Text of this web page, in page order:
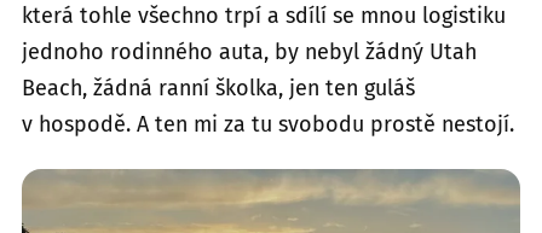
která tohle všechno trpí a sdílí se mnou logistiku
jednoho rodinného auta, by nebyl žádný Utah
Beach, žádná ranní školka, jen ten guláš
v hospodě. A ten mi za tu svobodu prostě nestojí.